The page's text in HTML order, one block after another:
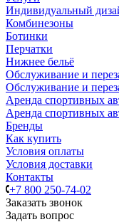
Индивидуальный
Комбинезоны
Ботинки
Перчатки
Нижнее бельё
Обслуживание и
Обслуживание и
Аренда спортивных
Аренда спортивных
Бренды
Как купить
Условия оплаты
Условия доставки
Контакты
+7 800 250-74-02
Заказать звонок
Задать вопрос